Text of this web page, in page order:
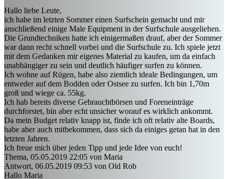
Hallo liebe Leute,
ich habe im letzten Sommer einen Surfschein gemacht und mir
anschließend einige Male Equipment in der Surfschule ausgeliehen.
Die Grundtechniken hatte ich einigermaßen drauf, aber der Sommer
war dann recht schnell vorbei und die Surfschule zu. Ich spiele jetzt
mit dem Gedanken mir eigenes Material zu kaufen, um da einfach
unabhängiger zu sein und deutlich häufiger surfen zu können.
Ich wohne auf Rügen, habe also ziemlich ideale Bedingungen, um
entweder auf dem Bodden oder Ostsee zu surfen. Ich bin 1,70m
groß und wiege ca. 55kg.
Ich hab bereits diverse Gebrauchtbörsen und Foreneinträge
durchforstet, bin aber echt unsicher worauf es wirklich ankommt.
Da mein Budget relativ knapp ist, finde ich oft relativ alte Boards,
habe aber auch mitbekommen, dass sich da einiges getan hat in den
letzten Jahren.
Ich freue mich über jeden Tipp und jede Idee von euch!
Thema, 05.05.2019 22:05 von Maria
Antwort, 06.05.2019 09:53 von Old Rob
Hallo Maria